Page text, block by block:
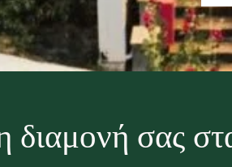
διαμονή σας